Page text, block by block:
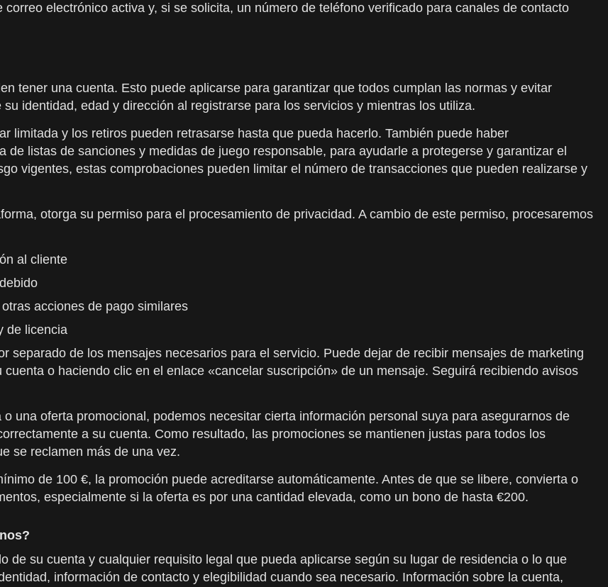
electrónico activa y, si se solicita, un número de teléfono verificado para canales de contacto
tener una cuenta. Esto puede aplicarse para garantizar que todos cumplan las normas y evitar
identidad, edad y dirección al registrarse para los servicios y mientras los utiliza.
limitada y los retiros pueden retrasarse hasta que pueda hacerlo. También puede haber
listas de sanciones y medidas de juego responsable, para ayudarle a protegerse y garantizar el
vigentes, estas comprobaciones pueden limitar el número de transacciones que pueden realizarse y
otorga su permiso para el procesamiento de privacidad. A cambio de este permiso, procesaremos
al cliente
acciones de pago similares
de licencia
separado de los mensajes necesarios para el servicio. Puede dejar de recibir mensajes de marketing
o haciendo clic en el enlace «cancelar suscripción» de un mensaje. Seguirá recibiendo avisos
una oferta promocional, podemos necesitar cierta información personal suya para asegurarnos de
a su cuenta. Como resultado, las promociones se mantienen justas para todos los
se reclamen más de una vez.
de 100 €, la promoción puede acreditarse automáticamente. Antes de que se libere, convierta o
especialmente si la oferta es por una cantidad elevada, como un bono de hasta €200.
de su cuenta y cualquier requisito legal que pueda aplicarse según su lugar de residencia o lo que
información de contacto y elegibilidad cuando sea necesario. Información sobre la cuenta,